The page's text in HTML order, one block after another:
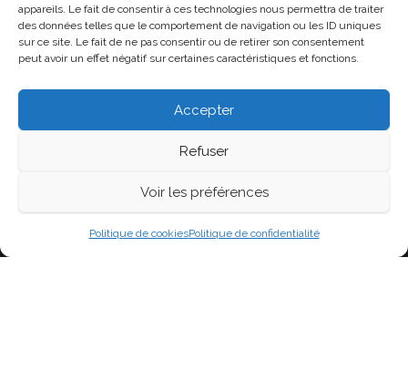
appareils. Le fait de consentir à ces technologies nous permettra de traiter
des données telles que le comportement de navigation ou les ID uniques
sur ce site. Le fait de ne pas consentir ou de retirer son consentement
peut avoir un effet négatif sur certaines caractéristiques et fonctions.
Accepter
Refuser
Voir les préférences
Politique de cookiesPolitique de confidentialité
Politique de cookies (UE)
Soutenir la page
Fièrement propulsé parWordPress
Blog